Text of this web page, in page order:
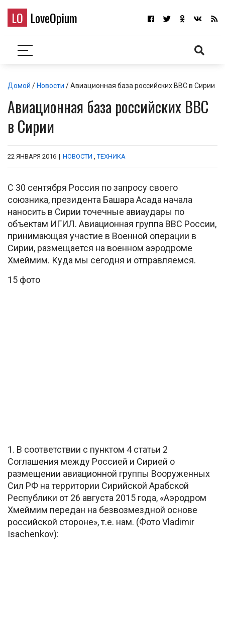
LO LoveOpium
Домой / Новости / Авиационная база российских ВВС в Сирии
Авиационная база российских ВВС
в Сирии
22 ЯНВАРЯ 2016 | НОВОСТИ ,ТЕХНИКА
С 30 сентября Россия по запросу своего
союзника, президента Башара Асада начала
наносить в Сирии точечные авиаудары по
объектам ИГИЛ. Авиационная группа ВВС России,
принимающая участие в Военной операции в
Сирии, размещается на военном аэродроме
Хмеймим. Куда мы сегодня и отправляемся.
15 фото
1. В соответствии с пунктом 4 статьи 2
Соглашения между Россией и Сирией о
размещении авиационной группы Вооруженных
Сил РФ на территории Сирийской Арабской
Республики от 26 августа 2015 года, «Аэродром
Хмеймим передан на безвозмездной основе
российской стороне», т.е. нам. (Фото Vladimir
Isachenkov):